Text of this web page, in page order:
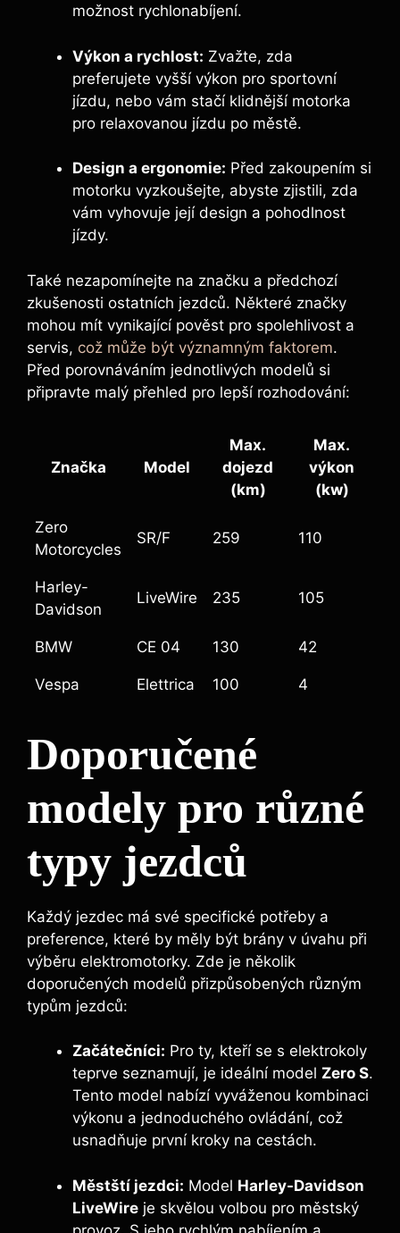
možnost rychlonabíjení.
Výkon a rychlost: Zvažte, zda
preferujete vyšší výkon pro sportovní
jízdu, nebo vám stačí klidnější motorka
pro relaxovanou jízdu po městě.
Design a ergonomie: Před zakoupením si
motorku vyzkoušejte, abyste zjistili, zda
vám vyhovuje její design a pohodlnost
jízdy.
Také nezapomínejte na značku a předchozí
zkušenosti ostatních jezdců. Některé značky
mohou mít vynikající pověst pro spolehlivost a
servis, což může být významným faktorem.
Před porovnáváním jednotlivých modelů si
připravte malý přehled pro lepší rozhodování:
Značka Model
Max.
dojezd
(km)
Max.
výkon
(kw)
Zero
Motorcycles
SR/F 259 110
Harley-
Davidson
LiveWire 235 105
BMW CE 04 130 42
Vespa Elettrica 100 4
Doporučené
modely pro různé
typy jezdců
Každý jezdec má své specifické potřeby a
preference, které by měly být brány v úvahu při
výběru elektromotorky. Zde je několik
doporučených modelů přizpůsobených různým
typům jezdců:
Začátečníci: Pro ty, kteří se s elektrokoly
teprve seznamují, je ideální model Zero S.
Tento model nabízí vyváženou kombinaci
výkonu a jednoduchého ovládání, což
usnadňuje první kroky na cestách.
Městští jezdci: Model Harley-Davidson
LiveWire je skvělou volbou pro městský